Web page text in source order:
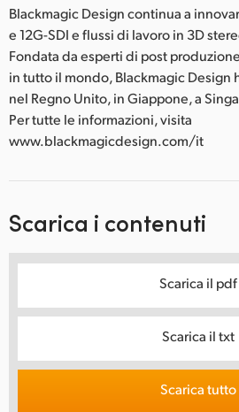
Blackmagic Design continua a
e 12G-SDI e flussi di lavoro in 3D
Fondata da esperti di post
in tutto il mondo, Blackmagic Design
nel Regno Unito, in Giappone, a
Per tutte le informazioni, visita
www.blackmagicdesign.com/it
Scarica i contenuti
Scarica il pdf
Scarica il txt
Scarica tutto